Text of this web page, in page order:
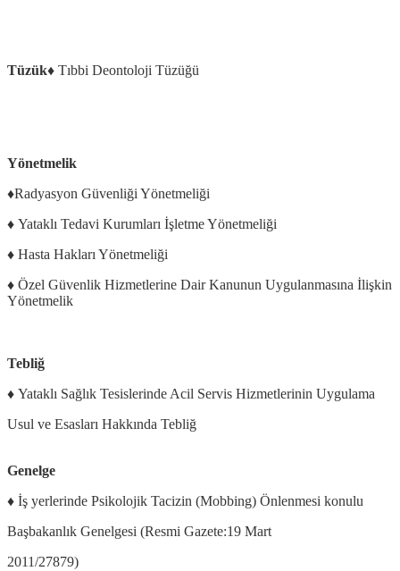
Tüzük♦ Tıbbi Deontoloji Tüzüğü
Yönetmelik
♦Radyasyon Güvenliği Yönetmeliği
♦ Yataklı Tedavi Kurumları İşletme Yönetmeliği
♦ Hasta Hakları Yönetmeliği
♦ Özel Güvenlik Hizmetlerine Dair Kanunun Uygulanmasına İlişkin
Yönetmelik
Tebliğ
♦ Yataklı Sağlık Tesislerinde Acil Servis Hizmetlerinin Uygulama
Usul ve Esasları Hakkında Tebliğ
Genelge
♦ İş yerlerinde Psikolojik Tacizin (Mobbing) Önlenmesi konulu
Başbakanlık Genelgesi (Resmi Gazete:19 Mart
2011/27879)